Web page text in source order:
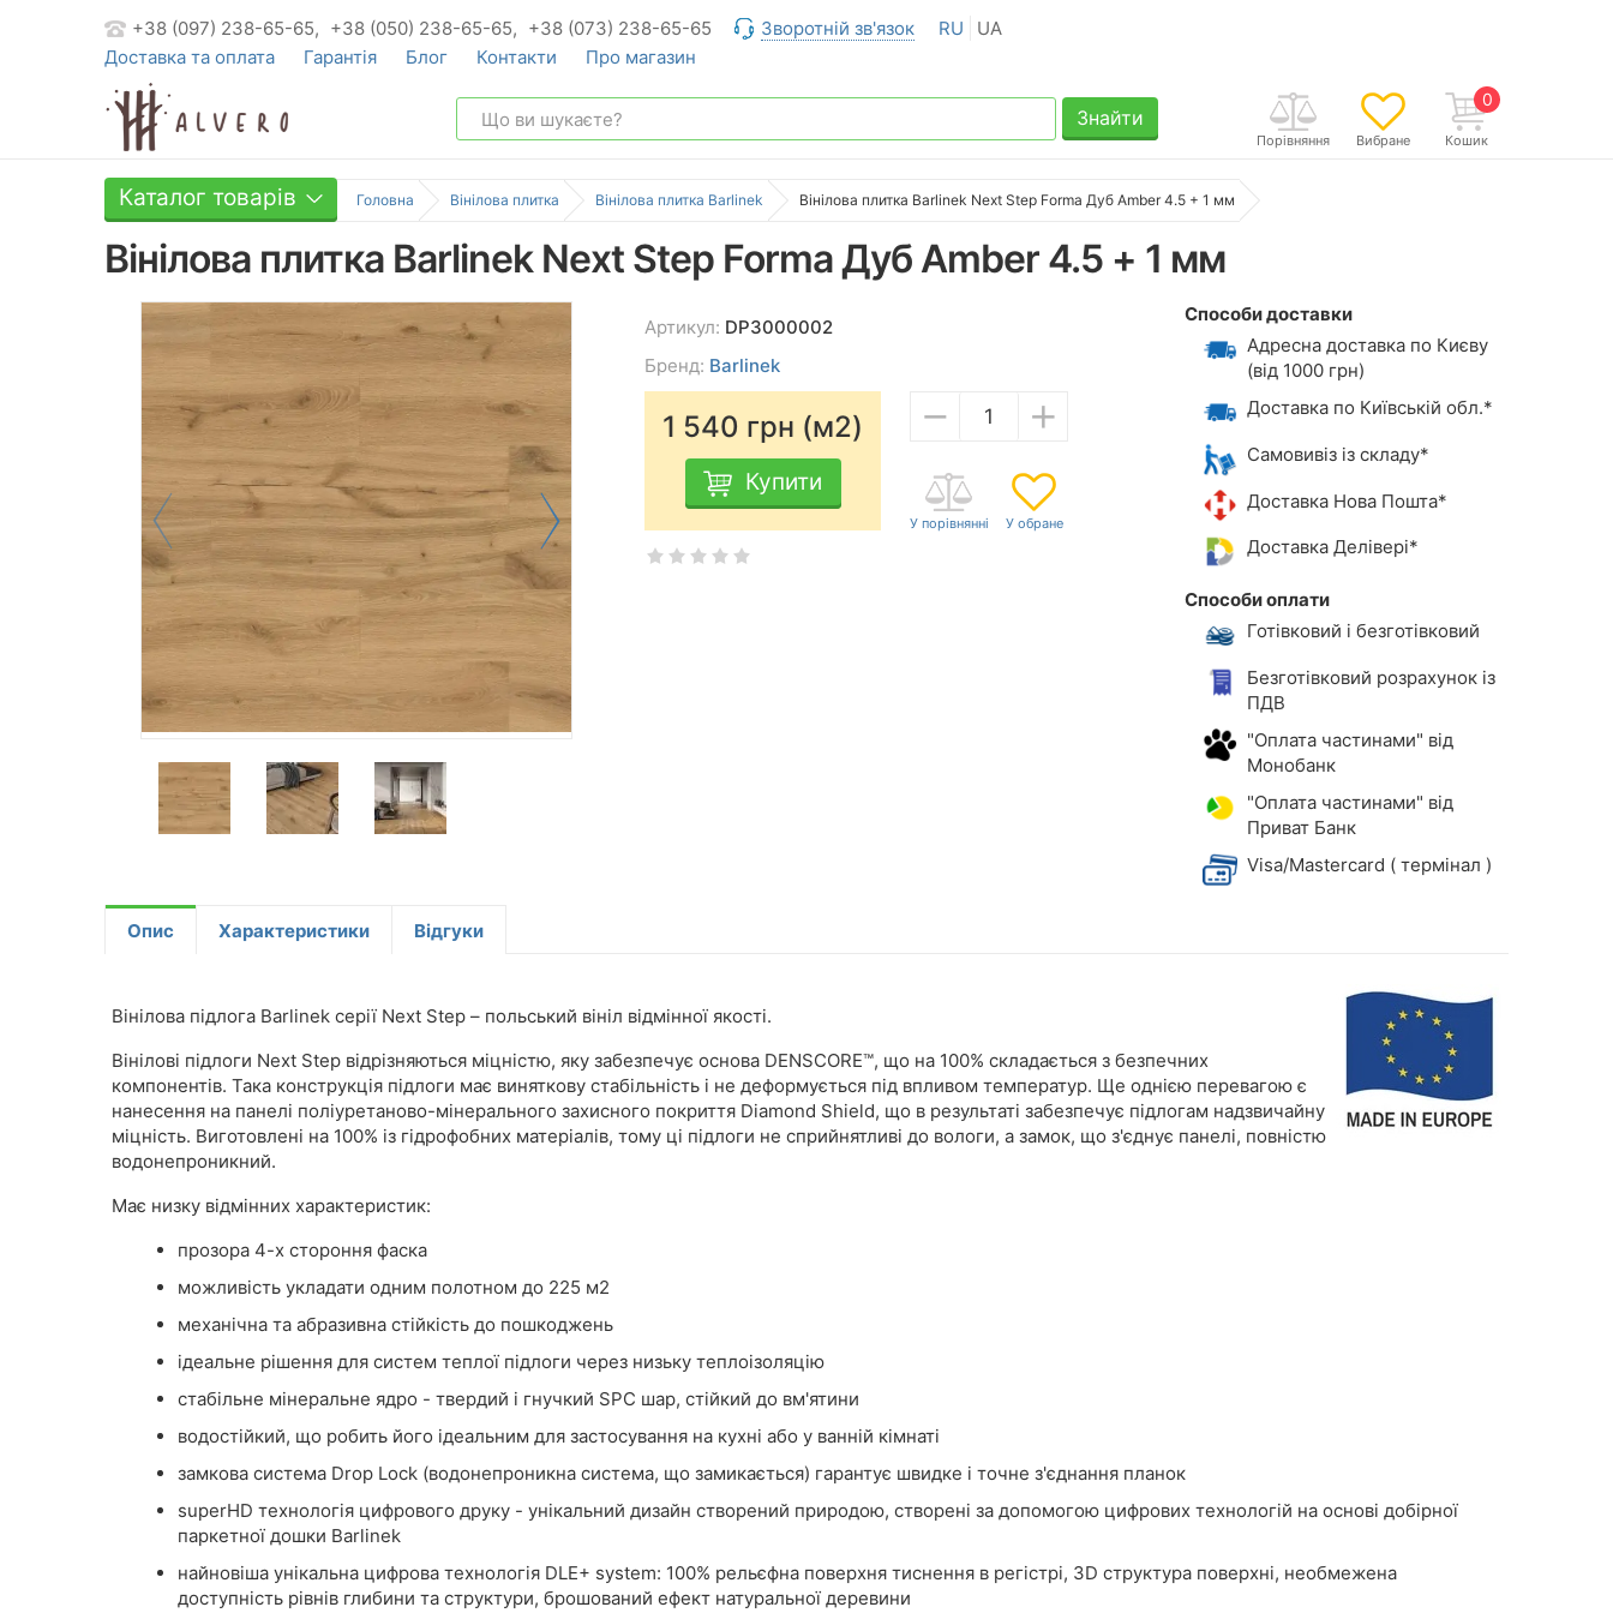
+38 (097) 238-65-65, +38 (050) 238-65-65, +38 (073) 238-65-65 Зворотній зв'язок RU
UA
Доставка та оплата
Гарантія Блог Контакти Про магазин
0
Кошик
Вибране
Порівняння
Знайти
Каталог товарів Головна Вінілова плитка Вінілова плитка Barlinek Вінілова плитка Barlinek Next Step Forma Дуб Amber 4.5 + 1 мм
Вінілова плитка Barlinek Next Step Forma Дуб Amber 4.5 + 1 мм
Артикул: DP3000002
Бренд: Barlinek
1 540 грн (м2)
Купити
− +
Способи доставки
Адресна доставка по Києву
(від 1000 грн)
Доставка по Київській обл.*
Самовивіз із складу*
Доставка Нова Пошта*
Доставка Делівері*
Способи оплати
Готівковий і безготівковий
Безготівковий розрахунок із
ПДВ
"Оплата частинами" від
Монобанк
"Оплата частинами" від
Приват Банк
Visa/Mastercard ( термінал )
Опис Характеристики Відгуки
Вінілова підлога Barlinek серії Next Step – польський вініл відмінної якості.
Вінілові підлоги Next Step відрізняються міцністю, яку забезпечує основа DENSCORE™, що на 100% складається з безпечних
компонентів. Така конструкція підлоги має виняткову стабільність і не деформується під впливом температур. Ще однією перевагою є
нанесення на панелі поліуретаново-мінерального захисного покриття Diamond Shield, що в результаті забезпечує підлогам надзвичайну
міцність. Виготовлені на 100% із гідрофобних матеріалів, тому ці підлоги не сприйнятливі до вологи, а замок, що з'єднує панелі, повністю
водонепроникний.
Має низку відмінних характеристик:
прозора 4-х стороння фаска
можливість укладати одним полотном до 225 м2
механічна та абразивна стійкість до пошкоджень
ідеальне рішення для систем теплої підлоги через низьку теплоізоляцію
стабільне мінеральне ядро ​​- твердий і гнучкий SPC шар, стійкий до вм'ятини
водостійкий, що робить його ідеальним для застосування на кухні або у ванній кімнаті
замкова система Drop Lock (водонепроникна система, що замикається) гарантує швидке і точне з'єднання планок
superHD технологія цифрового друку - унікальний дизайн створений природою, створені за допомогою цифрових технологій на основі добірної
паркетної дошки Barlinek
найновіша унікальна цифрова технологія DLE+ system: 100% рельєфна поверхня тиснення в регістрі, 3D структура поверхні, необмежена
доступність рівнів глибини та структури, брошований ефект натуральної деревини